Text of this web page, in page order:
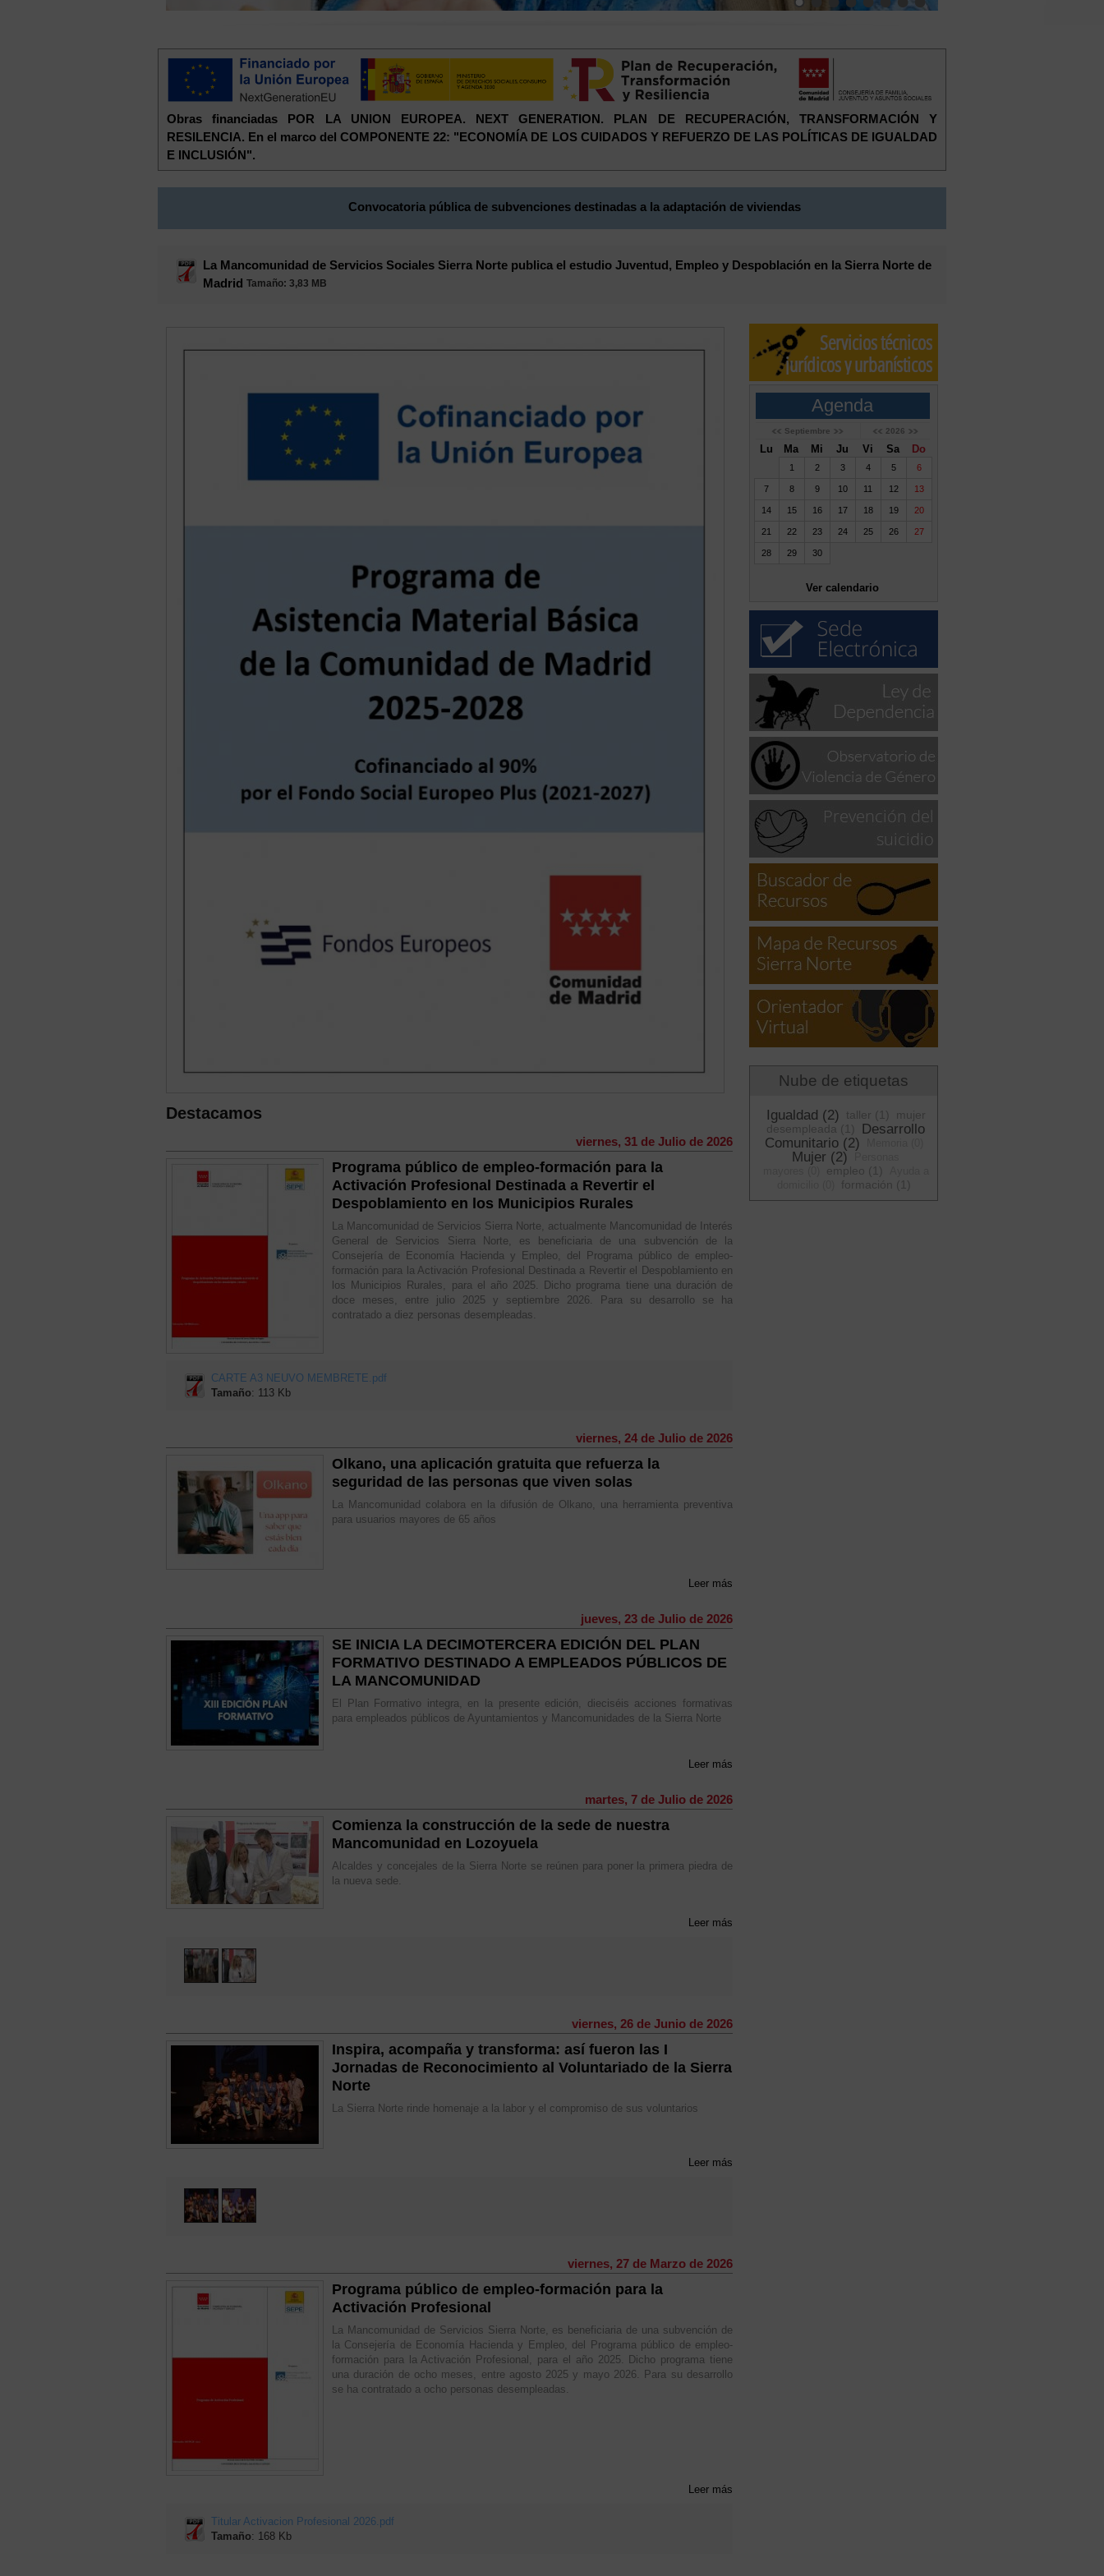
Obras financiadas POR LA UNION EUROPEA. NEXT GENERATION. PLAN DE RECUPERACIÓN, TRANSFORMACIÓN Y
RESILENCIA. En el marco del COMPONENTE 22: "ECONOMÍA DE LOS CUIDADOS Y REFUERZO DE LAS POLÍTICAS DE IGUALDAD
E INCLUSIÓN".
Convocatoria pública de subvenciones destinadas a la adaptación de viviendas
La Mancomunidad de Servicios Sociales Sierra Norte publica el estudio Juventud, Empleo y Despoblación en la Sierra Norte de
Madrid Tamaño: 3,83 MB
Destacamos
viernes, 31 de Julio de 2026
Programa público de empleo-formación para la
Activación Profesional Destinada a Revertir el
Despoblamiento en los Municipios Rurales
La Mancomunidad de Servicios Sierra Norte, actualmente Mancomunidad de Interés
General de Servicios Sierra Norte, es beneficiaria de una subvención de la
Consejería de Economía Hacienda y Empleo, del Programa público de empleo-
formación para la Activación Profesional Destinada a Revertir el Despoblamiento en
los Municipios Rurales, para el año 2025. Dicho programa tiene una duración de
doce meses, entre julio 2025 y septiembre 2026. Para su desarrollo se ha
contratado a diez personas desempleadas.
CARTE A3 NEUVO MEMBRETE.pdf
Tamaño: 113 Kb
viernes, 24 de Julio de 2026
Olkano, una aplicación gratuita que refuerza la
seguridad de las personas que viven solas
La Mancomunidad colabora en la difusión de Olkano, una herramienta preventiva
para usuarios mayores de 65 años
Leer más
jueves, 23 de Julio de 2026
SE INICIA LA DECIMOTERCERA EDICIÓN DEL PLAN
FORMATIVO DESTINADO A EMPLEADOS PÚBLICOS DE
LA MANCOMUNIDAD
El Plan Formativo integra, en la presente edición, dieciséis acciones formativas
para empleados públicos de Ayuntamientos y Mancomunidades de la Sierra Norte
Leer más
martes, 7 de Julio de 2026
Comienza la construcción de la sede de nuestra
Mancomunidad en Lozoyuela
Alcaldes y concejales de la Sierra Norte se reúnen para poner la primera piedra de
la nueva sede.
Leer más
viernes, 26 de Junio de 2026
Inspira, acompaña y transforma: así fueron las I
Jornadas de Reconocimiento al Voluntariado de la Sierra
Norte
La Sierra Norte rinde homenaje a la labor y el compromiso de sus voluntarios
Leer más
viernes, 27 de Marzo de 2026
Programa público de empleo-formación para la
Activación Profesional
La Mancomunidad de Servicios Sierra Norte, es beneficiaria de una subvención de
la Consejería de Economía Hacienda y Empleo, del Programa público de empleo-
formación para la Activación Profesional, para el año 2025. Dicho programa tiene
una duración de ocho meses, entre agosto 2025 y mayo 2026. Para su desarrollo
se ha contratado a ocho personas desempleadas.
Leer más
Titular Activacion Profesional 2026.pdf
Tamaño: 168 Kb
Agenda
Septiembre 2026
Lu Ma Mi Ju Vi Sa Do
1 2 3 4 5 6
7 8 9 10 11 12 13
14 15 16 17 18 19 20
21 22 23 24 25 26 27
28 29 30
Ver calendario
Nube de etiquetas
Igualdad (2) taller (1)
mujer
desempleada (1)
Desarrollo
Comunitario (2)
Mujer (2)
empleo (1)
formación (1)